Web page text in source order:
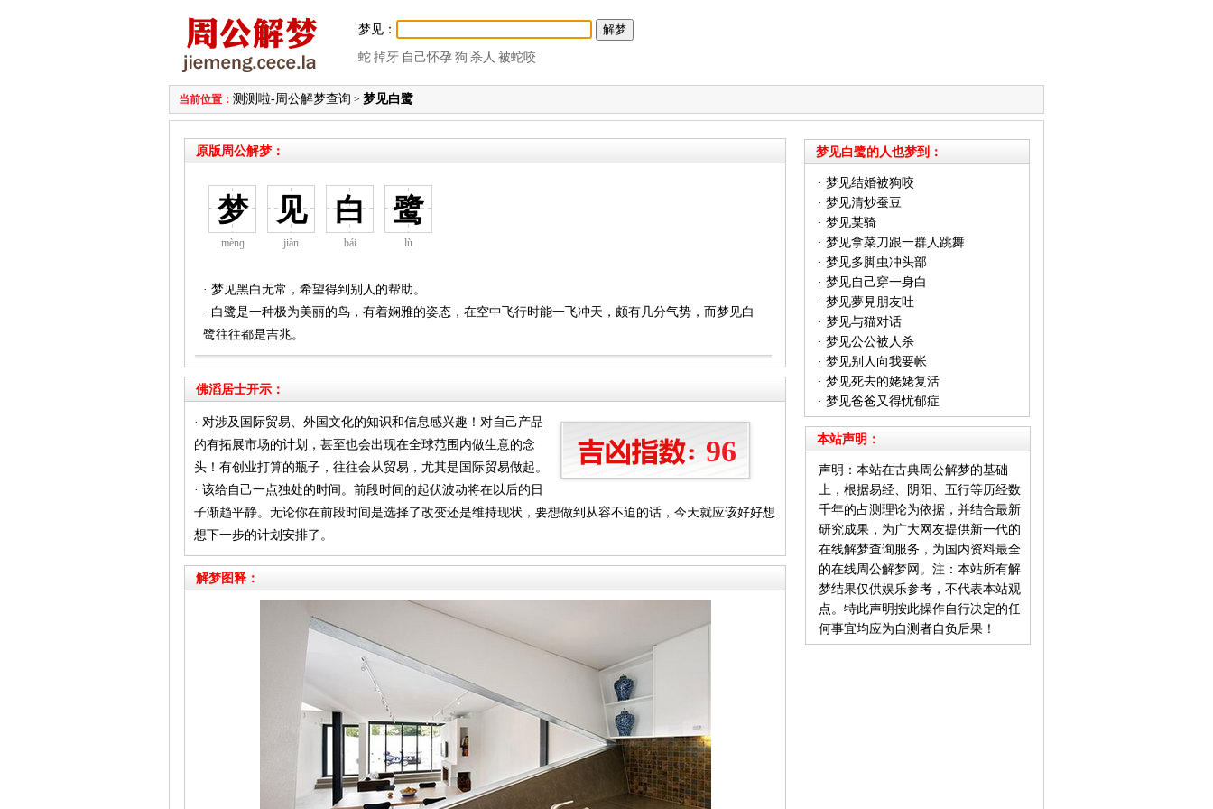
梦见：
蛇 掉牙 自己怀孕 狗 杀人 被蛇咬
当前位置： 测测啦-周公解梦查询 > 梦见白鹭
原版周公解梦：
梦
mènɡ
见
jiàn
白
bái
鹭
lù
· 梦见黑白无常，希望得到别人的帮助。
· 白鹭是一种极为美丽的鸟，有着娴雅的姿态，在空中飞行时能一飞冲天，颇有几分气势，而梦见白
鹭往往都是吉兆。
佛滔居士开示：
96
· 对涉及国际贸易、外国文化的知识和信息感兴趣！对自己产品
的有拓展市场的计划，甚至也会出现在全球范围内做生意的念
头！有创业打算的瓶子，往往会从贸易，尤其是国际贸易做起。
· 该给自己一点独处的时间。前段时间的起伏波动将在以后的日
子渐趋平静。无论你在前段时间是选择了改变还是维持现状，要想做到从容不迫的话，今天就应该好好想
想下一步的计划安排了。
解梦图释：
梦见白鹭的人也梦到：
· 梦见结婚被狗咬
· 梦见清炒蚕豆
· 梦见某骑
· 梦见拿菜刀跟一群人跳舞
· 梦见多脚虫冲头部
· 梦见自己穿一身白
· 梦见夢見朋友吐
· 梦见与猫对话
· 梦见公公被人杀
· 梦见别人向我要帐
· 梦见死去的姥姥复活
· 梦见爸爸又得忧郁症
本站声明：
声明：本站在古典周公解梦的基础
上，根据易经、阴阳、五行等历经数
千年的占测理论为依据，并结合最新
研究成果，为广大网友提供新一代的
在线解梦查询服务，为国内资料最全
的在线周公解梦网。注：本站所有解
梦结果仅供娱乐参考，不代表本站观
点。特此声明按此操作自行决定的任
何事宜均应为自测者自负后果！